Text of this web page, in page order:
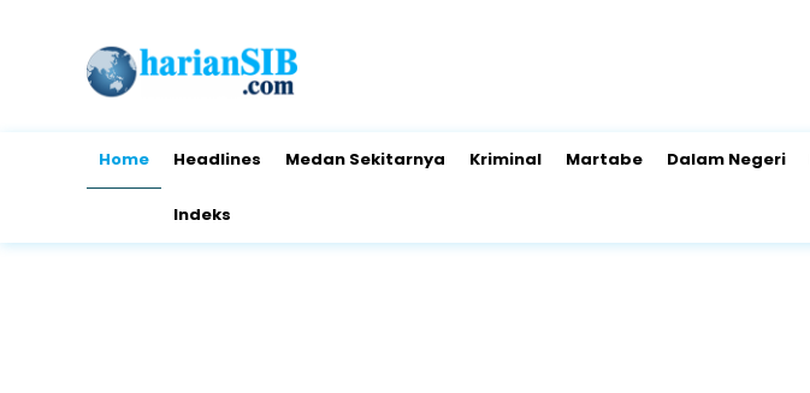
Home Headlines Medan Sekitarnya Kriminal Martabe Dalam Negeri
Indeks